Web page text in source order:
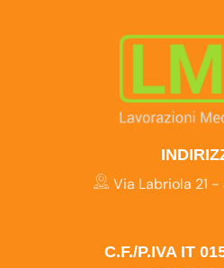
Via Labriola 21 -
C.F./P.IVA IT